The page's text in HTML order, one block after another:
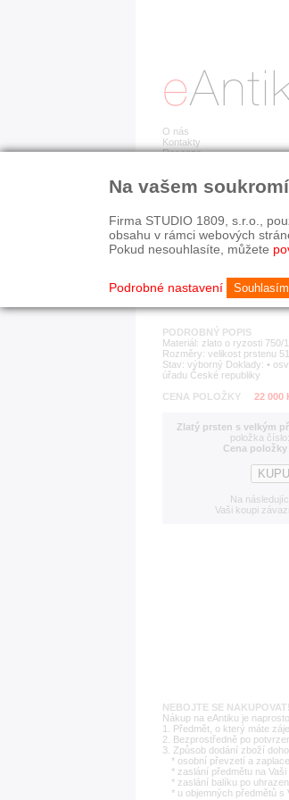
O nás
Kontakty
Recenze
Detail položky
PODROBNÝ POPIS
Materiál: zlato o ryzosti 750/
Rozměry: velikost prstenu
Stav: výborný Doklady: •
úřadu České republiky
CENA POLOŽKY
22 000
Zlatý prsten s velkým
položka
Cena položky
Na
Vaši koupi
NEBOJTE SE NAKUPOVAT!
Nákup na eAntiku je
1. Předmět, o který máte
2. Bezprostředně po
3. Způsob dodání zboží
* osobní převzetí a
* zaslání předmětu na
* zaslání balíku po
* u objemných předmětů s
Na vašem
Firma STUDIO 1809, s.r.o.,
obsahu v rámci webových
Pokud nesouhlasíte, můžete
Podrobné nastavení Souhlasím